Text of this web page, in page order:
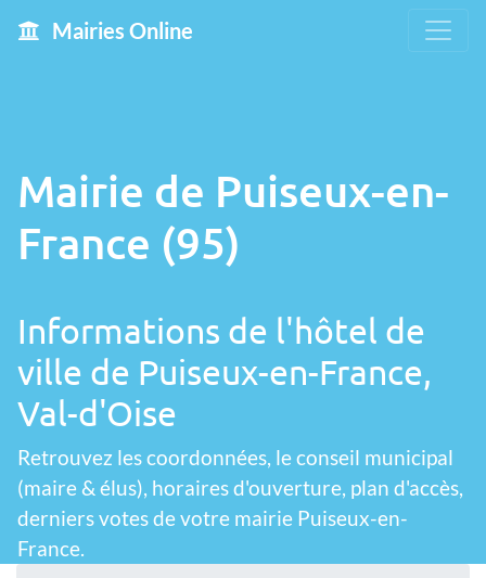
Mairies Online
Mairie de Puiseux-en-
France (95)
Informations de l'hôtel de
ville de Puiseux-en-France,
Val-d'Oise
Retrouvez les coordonnées, le conseil municipal
(maire & élus), horaires d'ouverture, plan d'accès,
derniers votes de votre mairie Puiseux-en-
France.